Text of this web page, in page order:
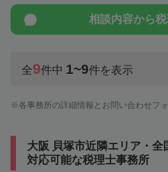
相談内容から
全9件中 1~9件を表示
各事務所の詳細情報とお問い合わせフ
大阪 貝塚市近隣エリア・
対応可能な税理士事務所